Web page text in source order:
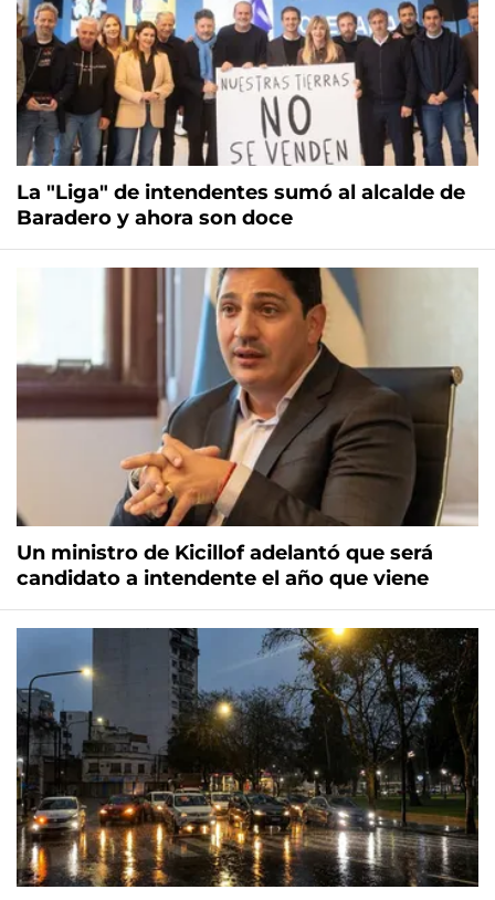
La "Liga" de intendentes sumó al alcalde de
Baradero y ahora son doce
Un ministro de Kicillof adelantó que será
candidato a intendente el año que viene